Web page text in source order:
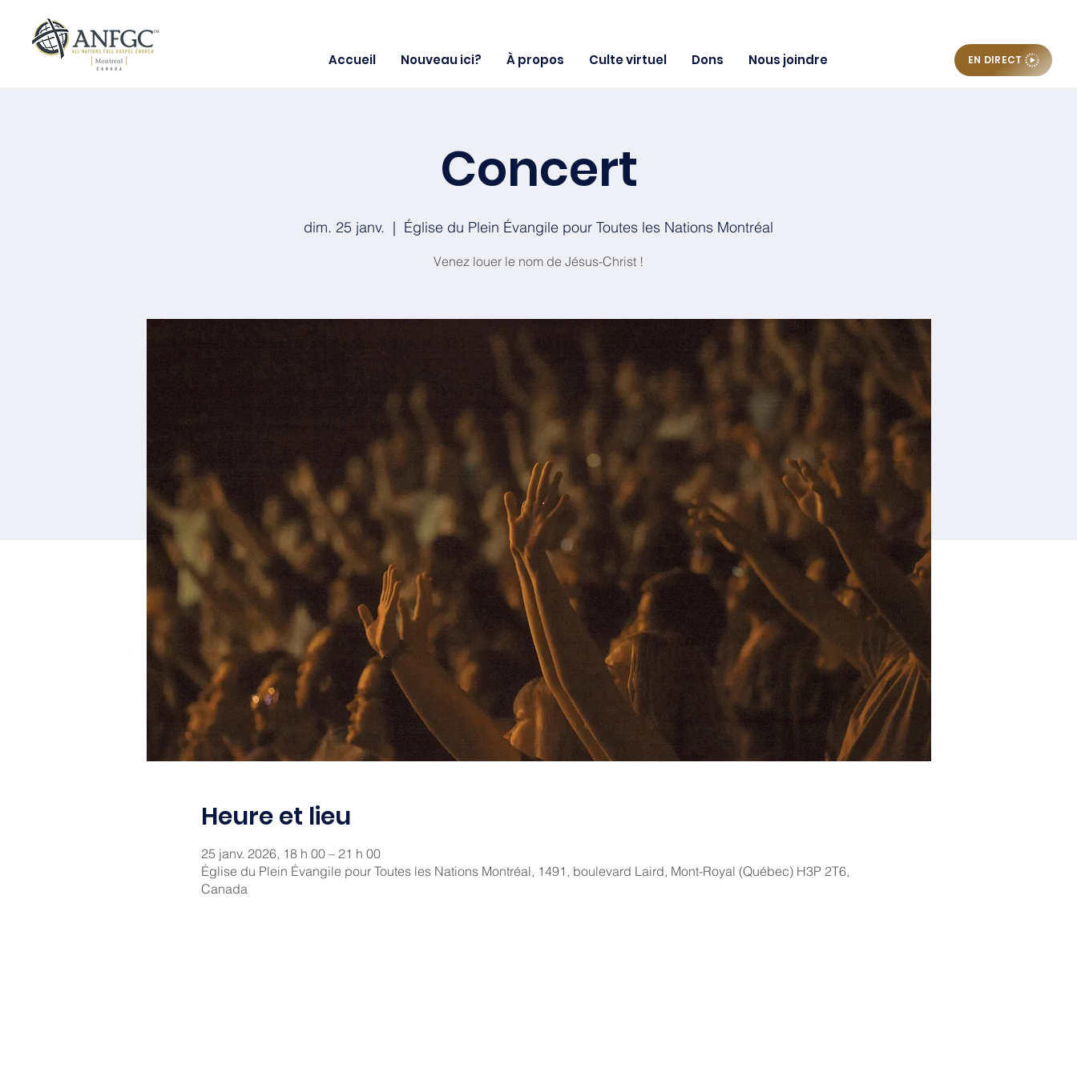
Accueil Nouveau ici? À propos Culte virtuel Dons Nous joindre EN DIRECT
Concert
dim. 25 janv.
  |
Église du Plein Évangile pour Toutes les Nations Montréal
Venez louer le nom de Jésus-Christ !
Heure et lieu
25 janv. 2026, 18 h 00 – 21 h 00
Église du Plein Évangile pour Toutes les Nations Montréal, 1491, boulevard Laird, Mont-Royal (Québec) H3P 2T6,
Canada